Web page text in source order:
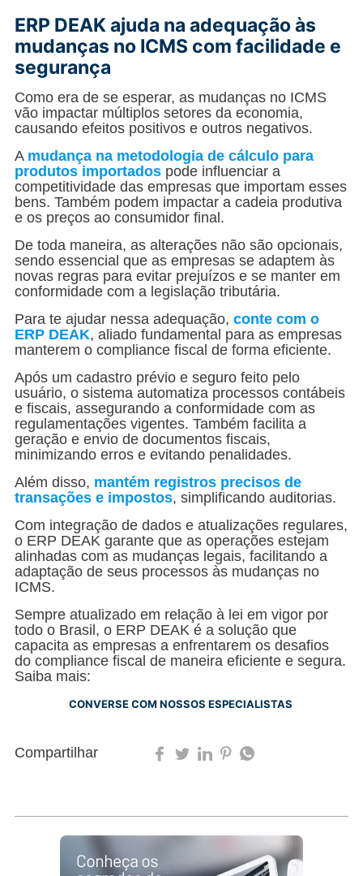
ERP DEAK ajuda na adequação às
mudanças no ICMS com facilidade e
segurança
Como era de se esperar, as mudanças no ICMS
vão impactar múltiplos setores da economia,
causando efeitos positivos e outros negativos.
A mudança na metodologia de cálculo para
produtos importados pode influenciar a
competitividade das empresas que importam esses
bens. Também podem impactar a cadeia produtiva
e os preços ao consumidor final.
De toda maneira, as alterações não são opcionais,
sendo essencial que as empresas se adaptem às
novas regras para evitar prejuízos e se manter em
conformidade com a legislação tributária.
Para te ajudar nessa adequação, conte com o
ERP DEAK, aliado fundamental para as empresas
manterem o compliance fiscal de forma eficiente.
Após um cadastro prévio e seguro feito pelo
usuário, o sistema automatiza processos contábeis
e fiscais, assegurando a conformidade com as
regulamentações vigentes. Também facilita a
geração e envio de documentos fiscais,
minimizando erros e evitando penalidades.
Além disso, mantém registros precisos de
transações e impostos, simplificando auditorias.
Com integração de dados e atualizações regulares,
o ERP DEAK garante que as operações estejam
alinhadas com as mudanças legais, facilitando a
adaptação de seus processos às mudanças no
ICMS.
Sempre atualizado em relação à lei em vigor por
todo o Brasil, o ERP DEAK é a solução que
capacita as empresas a enfrentarem os desafios
do compliance fiscal de maneira eficiente e segura.
Saiba mais:
CONVERSE COM NOSSOS ESPECIALISTAS
Compartilhar